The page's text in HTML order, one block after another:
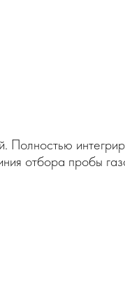
Полностью
отбора пробы